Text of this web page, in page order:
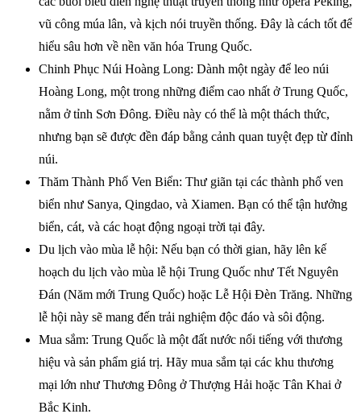
vũ công múa lân, và kịch nói truyền thống. Đây là cách tốt để
hiểu sâu hơn về nền văn hóa Trung Quốc.
Chinh Phục Núi Hoàng Long: Dành một ngày để leo núi
Hoàng Long, một trong những điểm cao nhất ở Trung Quốc,
nằm ở tỉnh Sơn Đông. Điều này có thể là một thách thức,
nhưng bạn sẽ được đền đáp bằng cảnh quan tuyệt đẹp từ đỉnh
núi.
Thăm Thành Phố Ven Biển: Thư giãn tại các thành phố ven
biển như Sanya, Qingdao, và Xiamen. Bạn có thể tận hưởng
biển, cát, và các hoạt động ngoại trời tại đây.
Du lịch vào mùa lễ hội: Nếu bạn có thời gian, hãy lên kế
hoạch du lịch vào mùa lễ hội Trung Quốc như Tết Nguyên
Đán (Năm mới Trung Quốc) hoặc Lễ Hội Đèn Trăng. Những
lễ hội này sẽ mang đến trải nghiệm độc đáo và sôi động.
Mua sắm: Trung Quốc là một đất nước nổi tiếng với thương
hiệu và sản phẩm giá trị. Hãy mua sắm tại các khu thương
mại lớn như Thương Đông ở Thượng Hải hoặc Tân Khai ở
Bắc Kinh.